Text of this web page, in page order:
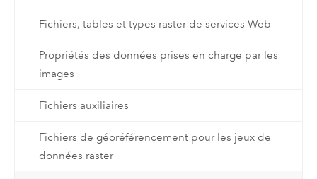
Fichiers, tables et types raster de services Web
Propriétés des données prises en charge par les
images
Fichiers auxiliaires
Fichiers de géoréférencement pour les jeux de
données raster